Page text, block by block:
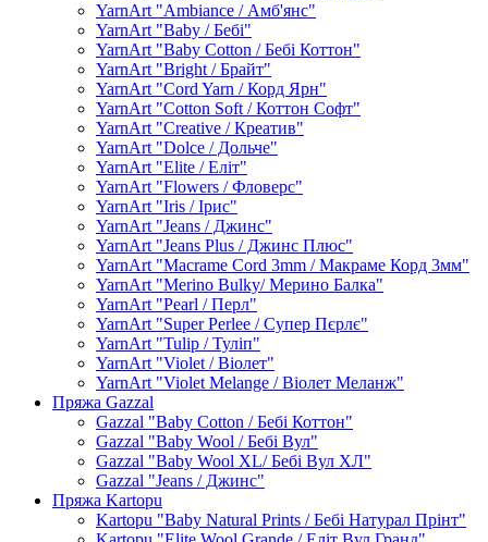
YarnArt "Ambiance / Амб'янс"
YarnArt "Baby / Бебі"
YarnArt "Baby Cotton / Бебі Коттон"
YarnArt "Bright / Брайт"
YarnArt "Cord Yarn / Корд Ярн"
YarnArt "Cotton Soft / Коттон Софт"
YarnArt "Creative / Креатив"
YarnArt "Dolce / Дольче"
YarnArt "Elite / Еліт"
YarnArt "Flowers / Фловерс"
YarnArt "Iris / Ірис"
YarnArt "Jeans / Джинс"
YarnArt "Jeans Plus / Джинс Плюс"
YarnArt "Macrame Cord 3mm / Макраме Корд 3мм"
YarnArt "Merino Bulky/ Мерино Балка"
YarnArt "Pearl / Перл"
YarnArt "Super Perlee / Супер Пєрлє"
YarnArt "Tulip / Туліп"
YarnArt "Violet / Віолет"
YarnArt "Violet Melange / Віолет Меланж"
Пряжа Gazzal
Gazzal "Baby Cotton / Бебі Коттон"
Gazzal "Baby Wool / Бебі Вул"
Gazzal "Baby Wool XL/ Бебі Вул ХЛ"
Gazzal "Jeans / Джинс"
Пряжа Kartopu
Kartopu "Baby Natural Prints / Бебі Натурал Прінт"